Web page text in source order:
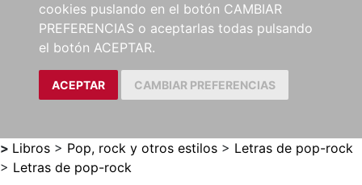
cookies puslando en el botón CAMBIAR
PREFERENCIAS o aceptarlas todas pulsando
el botón ACEPTAR.
ACEPTAR CAMBIAR PREFERENCIAS
> Libros > Pop, rock y otros estilos > Letras de pop-rock
> Letras de pop-rock